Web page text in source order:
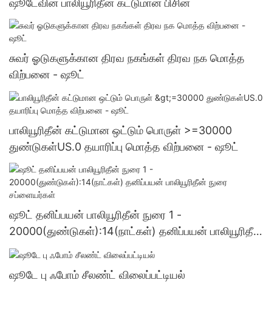
ஷூடேவின் பாலியூரிதீன் கட்டுமான பிசின்
சுவர் ஓடுகளுக்கான திரவ நகங்கள் திரவ நக மொத்த
விற்பனை - ஷூட்
பாலியூரிதீன் கட்டுமான ஒட்டும் பொருள் >=30000
துண்டுகள்US.0 தயாரிப்பு மொத்த விற்பனை - ஷூட்
ஷூட் தனிப்பயன் பாலியூரிதீன் நுரை 1 -
20000(துண்டுகள்):14(நாட்கள்) தனிப்பயன் பாலியூரிதீன்
நுரை சப்ளையர்கள்
ஷூடே பு ஃபோம் சீலண்ட் விலைப்பட்டியல்